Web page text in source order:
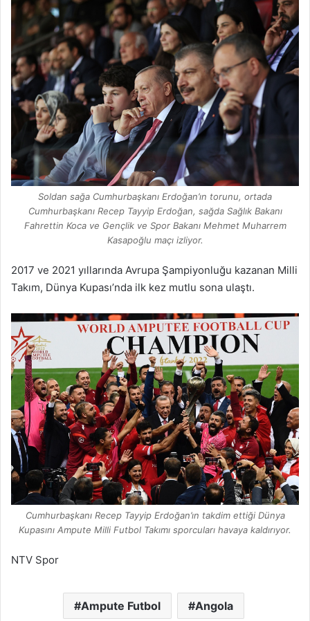
Soldan sağa Cumhurbaşkanı Erdoğan’ın torunu, ortada
Cumhurbaşkanı Recep Tayyip Erdoğan, sağda Sağlık Bakanı
Fahrettin Koca ve Gençlik ve Spor Bakanı Mehmet Muharrem
Kasapoğlu maçı izliyor.
2017 ve 2021 yıllarında Avrupa Şampiyonluğu kazanan Milli
Takım, Dünya Kupası’nda ilk kez mutlu sona ulaştı.
Cumhurbaşkanı Recep Tayyip Erdoğan’ın takdim ettiği Dünya
Kupasını Ampute Milli Futbol Takımı sporcuları havaya kaldırıyor.
NTV Spor
Ampute Futbol Angola